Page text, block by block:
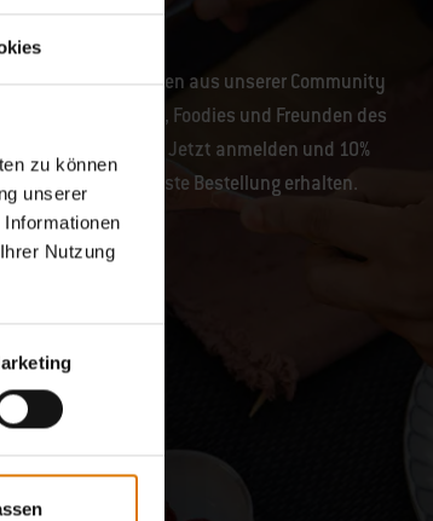
zu können
unserer
Nutzung
E-Mail-Nachrichten aus unserer Community
mit Grillmeistern, Foodies und Freunden des
Outdoor-Grillens. Jetzt anmelden und 10%
Rabatt auf die erste Bestellung erhalten.